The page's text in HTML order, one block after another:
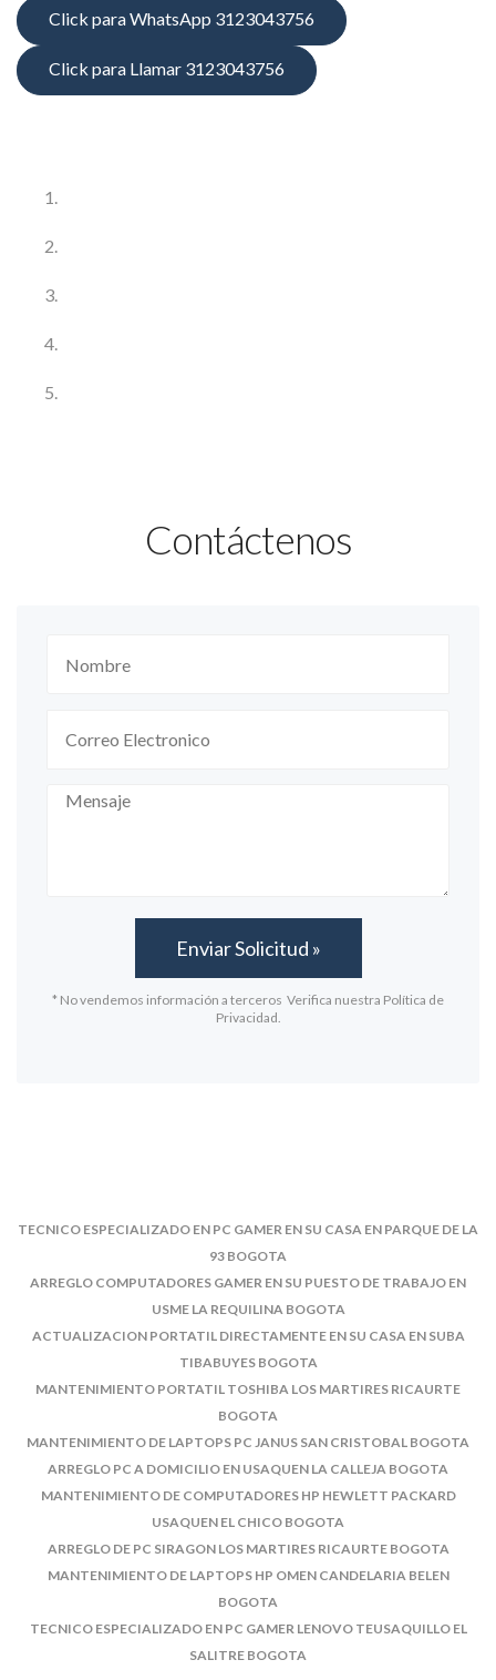
Click para WhatsApp 3123043756
Click para Llamar 3123043756
Contáctenos
* No vendemos información a terceros Verifica nuestra Política de
Privacidad.
TECNICO ESPECIALIZADO EN PC GAMER EN SU CASA EN PARQUE DE LA
93 BOGOTA
ARREGLO COMPUTADORES GAMER EN SU PUESTO DE TRABAJO EN
USME LA REQUILINA BOGOTA
ACTUALIZACION PORTATIL DIRECTAMENTE EN SU CASA EN SUBA
TIBABUYES BOGOTA
MANTENIMIENTO PORTATIL TOSHIBA LOS MARTIRES RICAURTE
BOGOTA
MANTENIMIENTO DE LAPTOPS PC JANUS SAN CRISTOBAL BOGOTA
ARREGLO PC A DOMICILIO EN USAQUEN LA CALLEJA BOGOTA
MANTENIMIENTO DE COMPUTADORES HP HEWLETT PACKARD
USAQUEN EL CHICO BOGOTA
ARREGLO DE PC SIRAGON LOS MARTIRES RICAURTE BOGOTA
MANTENIMIENTO DE LAPTOPS HP OMEN CANDELARIA BELEN
BOGOTA
TECNICO ESPECIALIZADO EN PC GAMER LENOVO TEUSAQUILLO EL
SALITRE BOGOTA